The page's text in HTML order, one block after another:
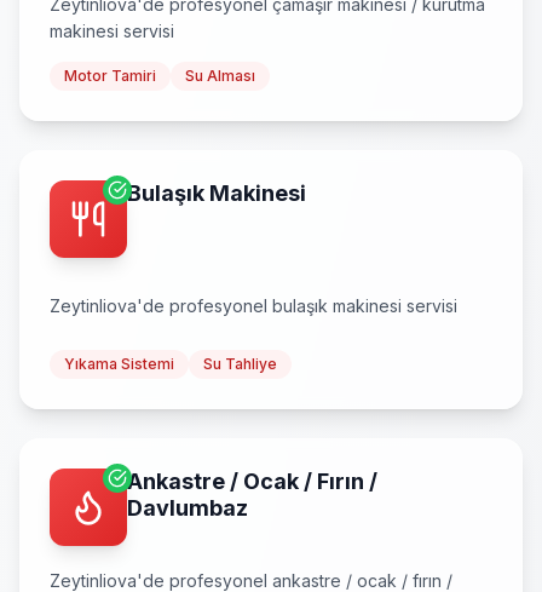
Zeytinliova'de profesyonel çamaşır makinesi / kurutma
makinesi servisi
Motor Tamiri Su Alması
Bulaşık Makinesi
Zeytinliova'de profesyonel bulaşık makinesi servisi
Yıkama Sistemi Su Tahliye
Ankastre / Ocak / Fırın /
Davlumbaz
Zeytinliova'de profesyonel ankastre / ocak / fırın /